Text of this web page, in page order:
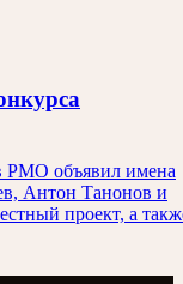
РМО объявил имена
Антон Танонов и
проект, а